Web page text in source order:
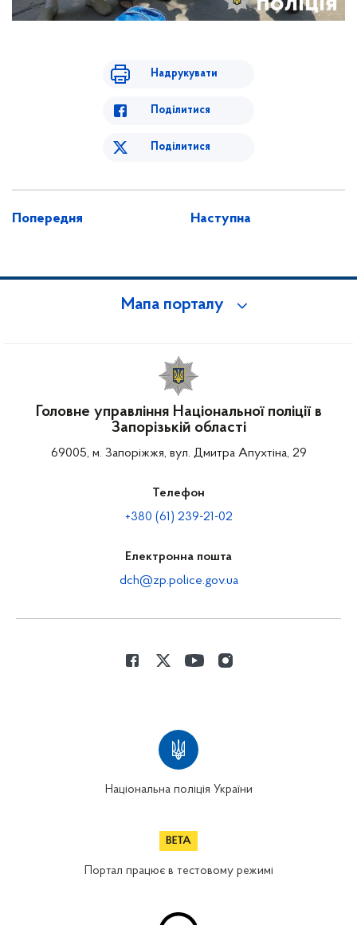
Надрукувати
Поділитися
Поділитися
Попередня Наступна
Мапа порталу
Головне управління Національної поліції в
Запорізькій області
69005, м. Запоріжжя, вул. Дмитра Апухтіна, 29
Телефон
+380 (61) 239-21-02
Електронна пошта
dch@zp.police.gov.ua
Національна поліція України
Портал працює в тестовому режимі